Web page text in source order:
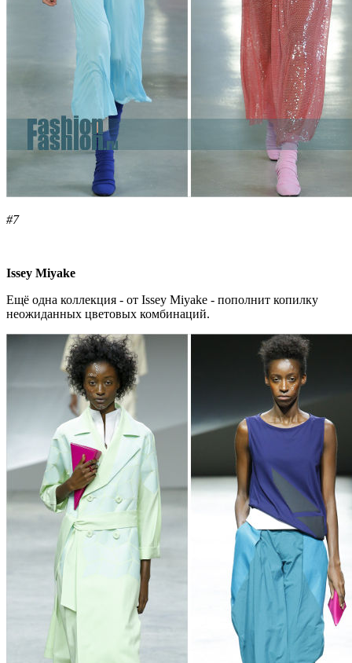
#7
Issey Miyake
Ещё одна коллекция - от Issey Miyake - пополнит копилку
неожиданных цветовых комбинаций.